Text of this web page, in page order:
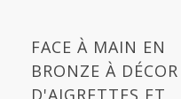
FACE À MAIN EN
BRONZE À DÉCOR